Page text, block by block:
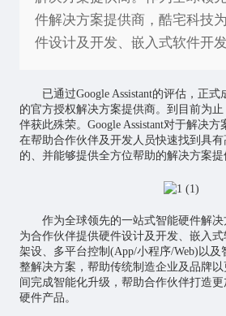
件解决方案提供商，酷宅科技
件设计及开发、嵌入式软件开
已通过Google Assistant的评估，正式
的官方授权解决方案提供商。到目前为
伴获此殊荣。Google Assistant对于解决
在帮助合作伙伴及开发人员快速找到具
的、并能够提供全方位帮助的解决方案提
作为全球领先的一站式智能硬件解决
为合作伙伴提供硬件设计及开发、嵌入
架设、多平台控制(App/小程序/Web)以
整解决方案，帮助传统制造企业及品牌
间完成智能化升级，帮助合作伙伴打造
硬件产品。